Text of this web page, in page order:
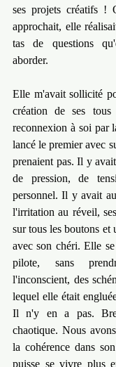
ses projets créatifs !
approchait, elle
tas de questions
aborder.
Elle m'avait sollicité
création de ses tous
reconnexion à soi par
lancé le premier avec
prenaient pas. Il y
de pression, de
personnel. Il y avait
l'irritation au réveil,
sur tous les boutons et
avec son chéri. Elle
pilote, sans
l'inconscient, des
lequel elle était
Il n'y en a pas.
chaotique. Nous
la cohérence dans
puisse se vivre plus